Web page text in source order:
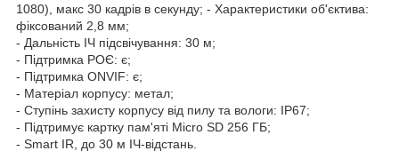
1080), макс 30 кадрів в секунду; - Характеристики об'єктива:
фіксований 2,8 мм;
- Дальність ІЧ підсвічування: 30 м;
- Підтримка РОЄ: є;
- Підтримка ONVIF: є;
- Матеріал корпусу: метал;
- Ступінь захисту корпусу від пилу та вологи: IP67;
- Підтримує картку пам'яті Micro SD 256 ГБ;
- Smart IR, до 30 м ІЧ-відстань.